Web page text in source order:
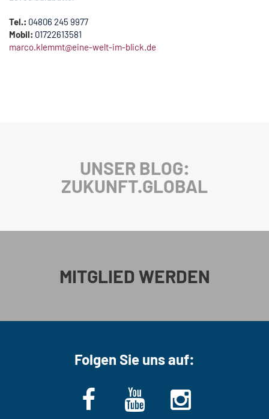
Tel.: 04806 245 9977
Mobil: 01722613581
marco.klemmt@eine-welt-im-blick.de
UNSER BLOG:
ZUKUNFT.GLOBAL
MITGLIED WERDEN
Folgen Sie uns auf: